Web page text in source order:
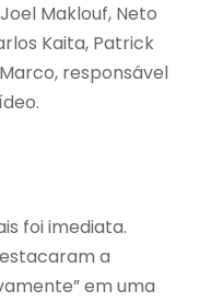
Maklouf, Neto
Kaita, Patrick
responsável
foi imediata.
a
em uma